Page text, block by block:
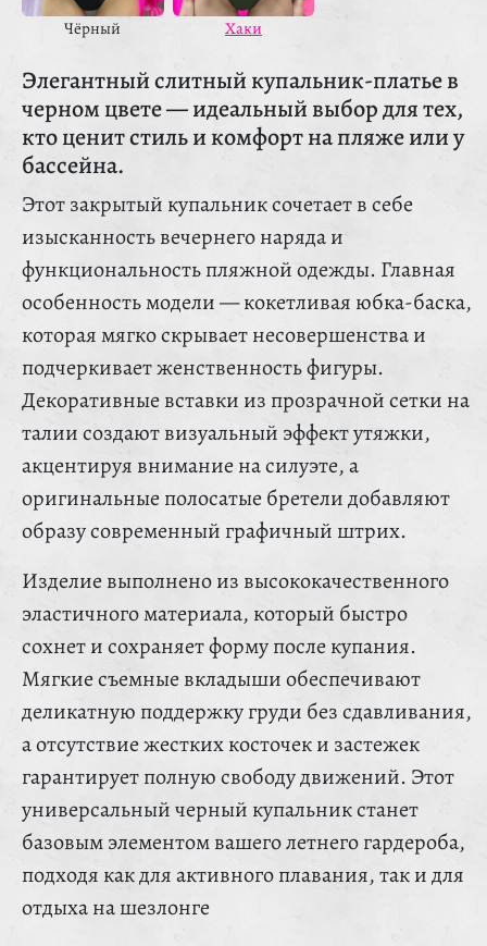
Чёрный Хаки
Элегантный слитный купальник-платье в
черном цвете — идеальный выбор для тех,
кто ценит стиль и комфорт на пляже или у
бассейна.
Этот закрытый купальник сочетает в себе
изысканность вечернего наряда и
функциональность пляжной одежды. Главная
особенность модели — кокетливая юбка-баска,
которая мягко скрывает несовершенства и
подчеркивает женственность фигуры.
Декоративные вставки из прозрачной сетки на
талии создают визуальный эффект утяжки,
акцентируя внимание на силуэте, а
оригинальные полосатые бретели добавляют
образу современный графичный штрих.
Изделие выполнено из высококачественного
эластичного материала, который быстро
сохнет и сохраняет форму после купания.
Мягкие съемные вкладыши обеспечивают
деликатную поддержку груди без сдавливания,
а отсутствие жестких косточек и застежек
гарантирует полную свободу движений. Этот
универсальный черный купальник станет
базовым элементом вашего летнего гардероба,
подходя как для активного плавания, так и для
отдыха на шезлонге